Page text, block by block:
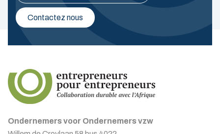
Contactez nous
Ondernemers voor Ondernemers vzw